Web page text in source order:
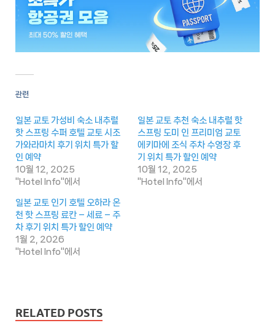
관련
일본 교토 가성비 숙소 내추럴
핫 스프링 수퍼 호텔 교토 시조
가와라마치 후기 위치 특가 할
인 예약
10월 12, 2025
"Hotel Info"에서
일본 교토 추천 숙소 내추럴 핫
스프링 도미 인 프리미엄 교토
에키마에 조식 주차 수영장 후
기 위치 특가 할인 예약
10월 12, 2025
"Hotel Info"에서
일본 교토 인기 호텔 오하라 온
천 핫 스프링 료칸 – 세료 – 주
차 후기 위치 특가 할인 예약
1월 2, 2026
"Hotel Info"에서
RELATED POSTS